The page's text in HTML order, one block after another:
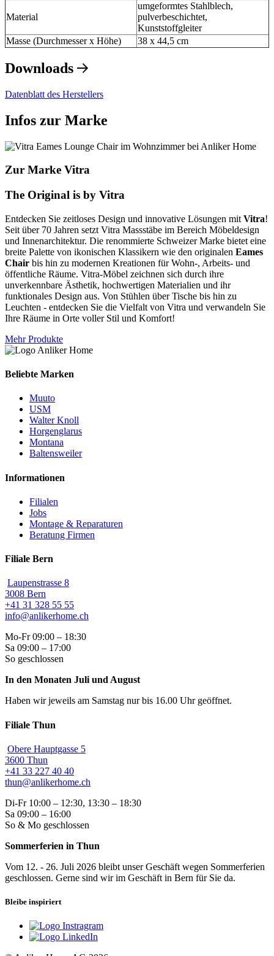
Material
umgeformtes Stahlblech,
pulverbeschichtet,
Kunststoffgleiter
Masse (Durchmesser x Höhe)
38 x 44,5 cm
Downloads
Datenblatt des Herstellers
Infos zur Marke
Zur Marke Vitra
The Original is by Vitra
Entdecken Sie zeitloses Design und innovative Lösungen mit Vitra!
Seit über 70 Jahren setzt Vitra Massstäbe im Bereich Möbeldesign
und Innenarchitektur. Die renommierte Schweizer Marke bietet eine
breite Palette von ikonischen Klassikern wie den originalen Eames
Chair bis hin zu modernen Kreationen für Wohn-, Arbeits- und
öffentliche Räume. Vitra-Möbel zeichnen sich durch ihre
unverkennbare Ästhetik, hochwertigen Materialien und ihr
funktionales Design aus. Von Stühlen über Tische bis hin zu
Leuchten - entdecken Sie die Vielfalt von Vitra und verwandeln Sie
Ihre Räume in Orte voller Stil und Komfort!
Mehr Produkte
Beliebte Marken
Muuto
USM
Walter Knoll
Horgenglarus
Montana
Baltensweiler
Informationen
Filialen
Jobs
Montage & Reparaturen
Beratung Firmen
Filiale Bern
Laupenstrasse 8
3008 Bern
+41 31 328 55 55
info@anlikerhome.ch
Mo-Fr 09:00 – 18:30
Sa 09:00 – 17:00
So geschlossen
In den Monaten Juli und August
Haben wir jeweils am Samstag nur bis 16.00 Uhr geöffnet.
Filiale Thun
Obere Hauptgasse 5
3600 Thun
+41 33 227 40 40
thun@anlikerhome.ch
Di-Fr 10:00 – 12:30, 13:30 – 18:30
Sa 09:00 – 16:00
So & Mo geschlossen
Sommerferien in Thun
Vom 12. - 26. Juli 2026 bleibt unser Geschäft wegen Sommerferien
geschlossen. Gerne sind wir im Geschäft in Bern für Sie da.
Bleibe inspiriert